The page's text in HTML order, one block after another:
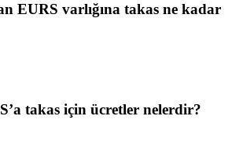
EURS varlığına takas ne kadar
takas için ücretler nelerdir?